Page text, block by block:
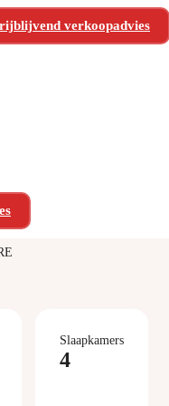
verkoopadvies
Slaapkamers
4